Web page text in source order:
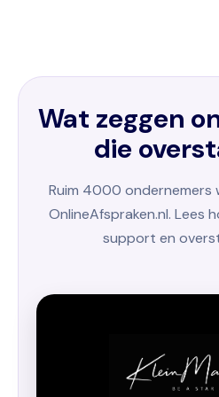
Wat zeggen
die
Ruim 4000 ondernemers
OnlineAfspraken.nl. Lees
support en